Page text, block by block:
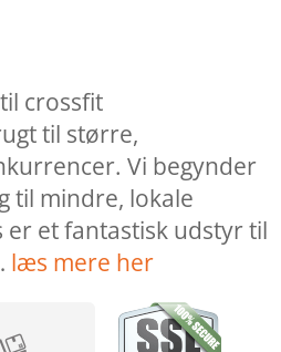
crossfit
til større,
Vi begynder
til mindre, lokale
et fantastisk udstyr til
læs mere her